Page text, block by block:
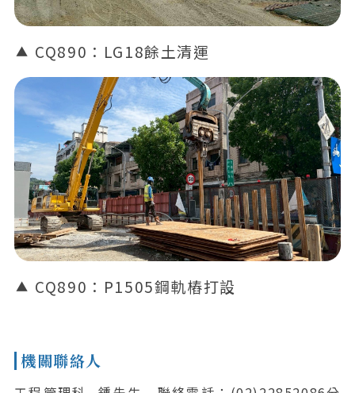
CQ890：LG18餘土清運
CQ890：P1505鋼軌樁打設
機關聯絡人